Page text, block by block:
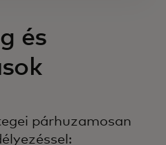
és
párhuzamosan